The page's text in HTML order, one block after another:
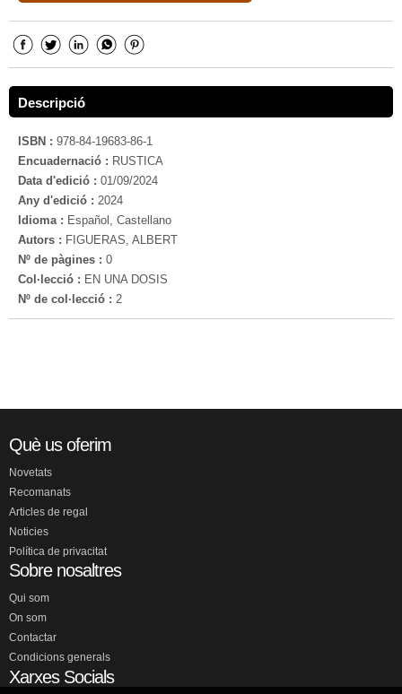
Descripció
ISBN : 978-84-19683-86-1
Encuadernació : RUSTICA
Data d'edició : 01/09/2024
Any d'edició : 2024
Idioma : Español, Castellano
Autors : FIGUERAS, ALBERT
Nº de pàgines : 0
Col·lecció : EN UNA DOSIS
Nº de col·lecció : 2
Què us oferim
Novetats
Recomanats
Articles de regal
Noticies
Política de privacitat
Sobre nosaltres
Qui som
On som
Contactar
Condicions generals
Xarxes Socials